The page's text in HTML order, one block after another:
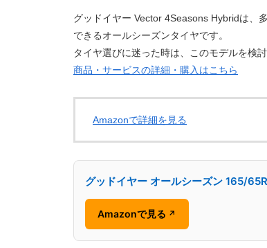
グッドイヤー Vector 4Seasons Hybridは、
できるオールシーズンタイヤです。
タイヤ選びに迷った時は、このモデルを検
商品・サービスの詳細・購入はこちら
Amazonで詳細を見る
グッドイヤー オールシーズン 165/
Amazonで見る ↗